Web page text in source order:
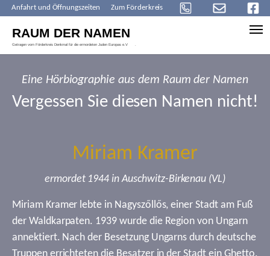
Anfahrt und Öffnungszeiten Zum Förderkreis
Eine Hörbiographie aus dem Raum der Namen
Vergessen Sie diesen Namen nicht!
Miriam Kramer
ermordet 1944 in Auschwitz-Birkenau (VL)
Miriam Kramer lebte in Nagyszőllős, einer Stadt am Fuß
der Waldkarpaten. 1939 wurde die Region von Ungarn
annektiert. Nach der Besetzung Ungarns durch deutsche